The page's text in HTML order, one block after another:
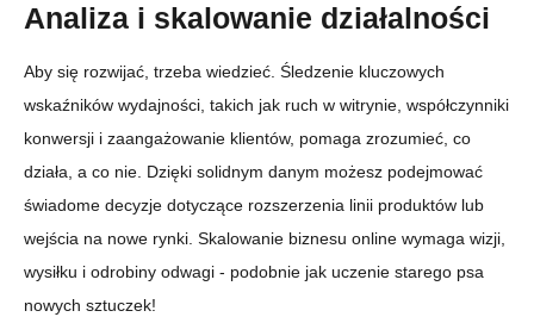
Analiza i skalowanie działalności
Aby się rozwijać, trzeba wiedzieć. Śledzenie kluczowych
wskaźników wydajności, takich jak ruch w witrynie, współczynniki
konwersji i zaangażowanie klientów, pomaga zrozumieć, co
działa, a co nie. Dzięki solidnym danym możesz podejmować
świadome decyzje dotyczące rozszerzenia linii produktów lub
wejścia na nowe rynki. Skalowanie biznesu online wymaga wizji,
wysiłku i odrobiny odwagi - podobnie jak uczenie starego psa
nowych sztuczek!